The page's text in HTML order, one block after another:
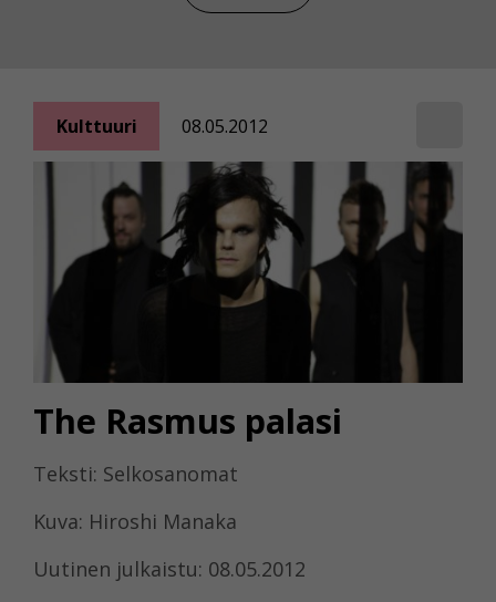
Kulttuuri 08.05.2012
The Rasmus palasi
Teksti: Selkosanomat
Kuva: Hiroshi Manaka
Uutinen julkaistu: 08.05.2012